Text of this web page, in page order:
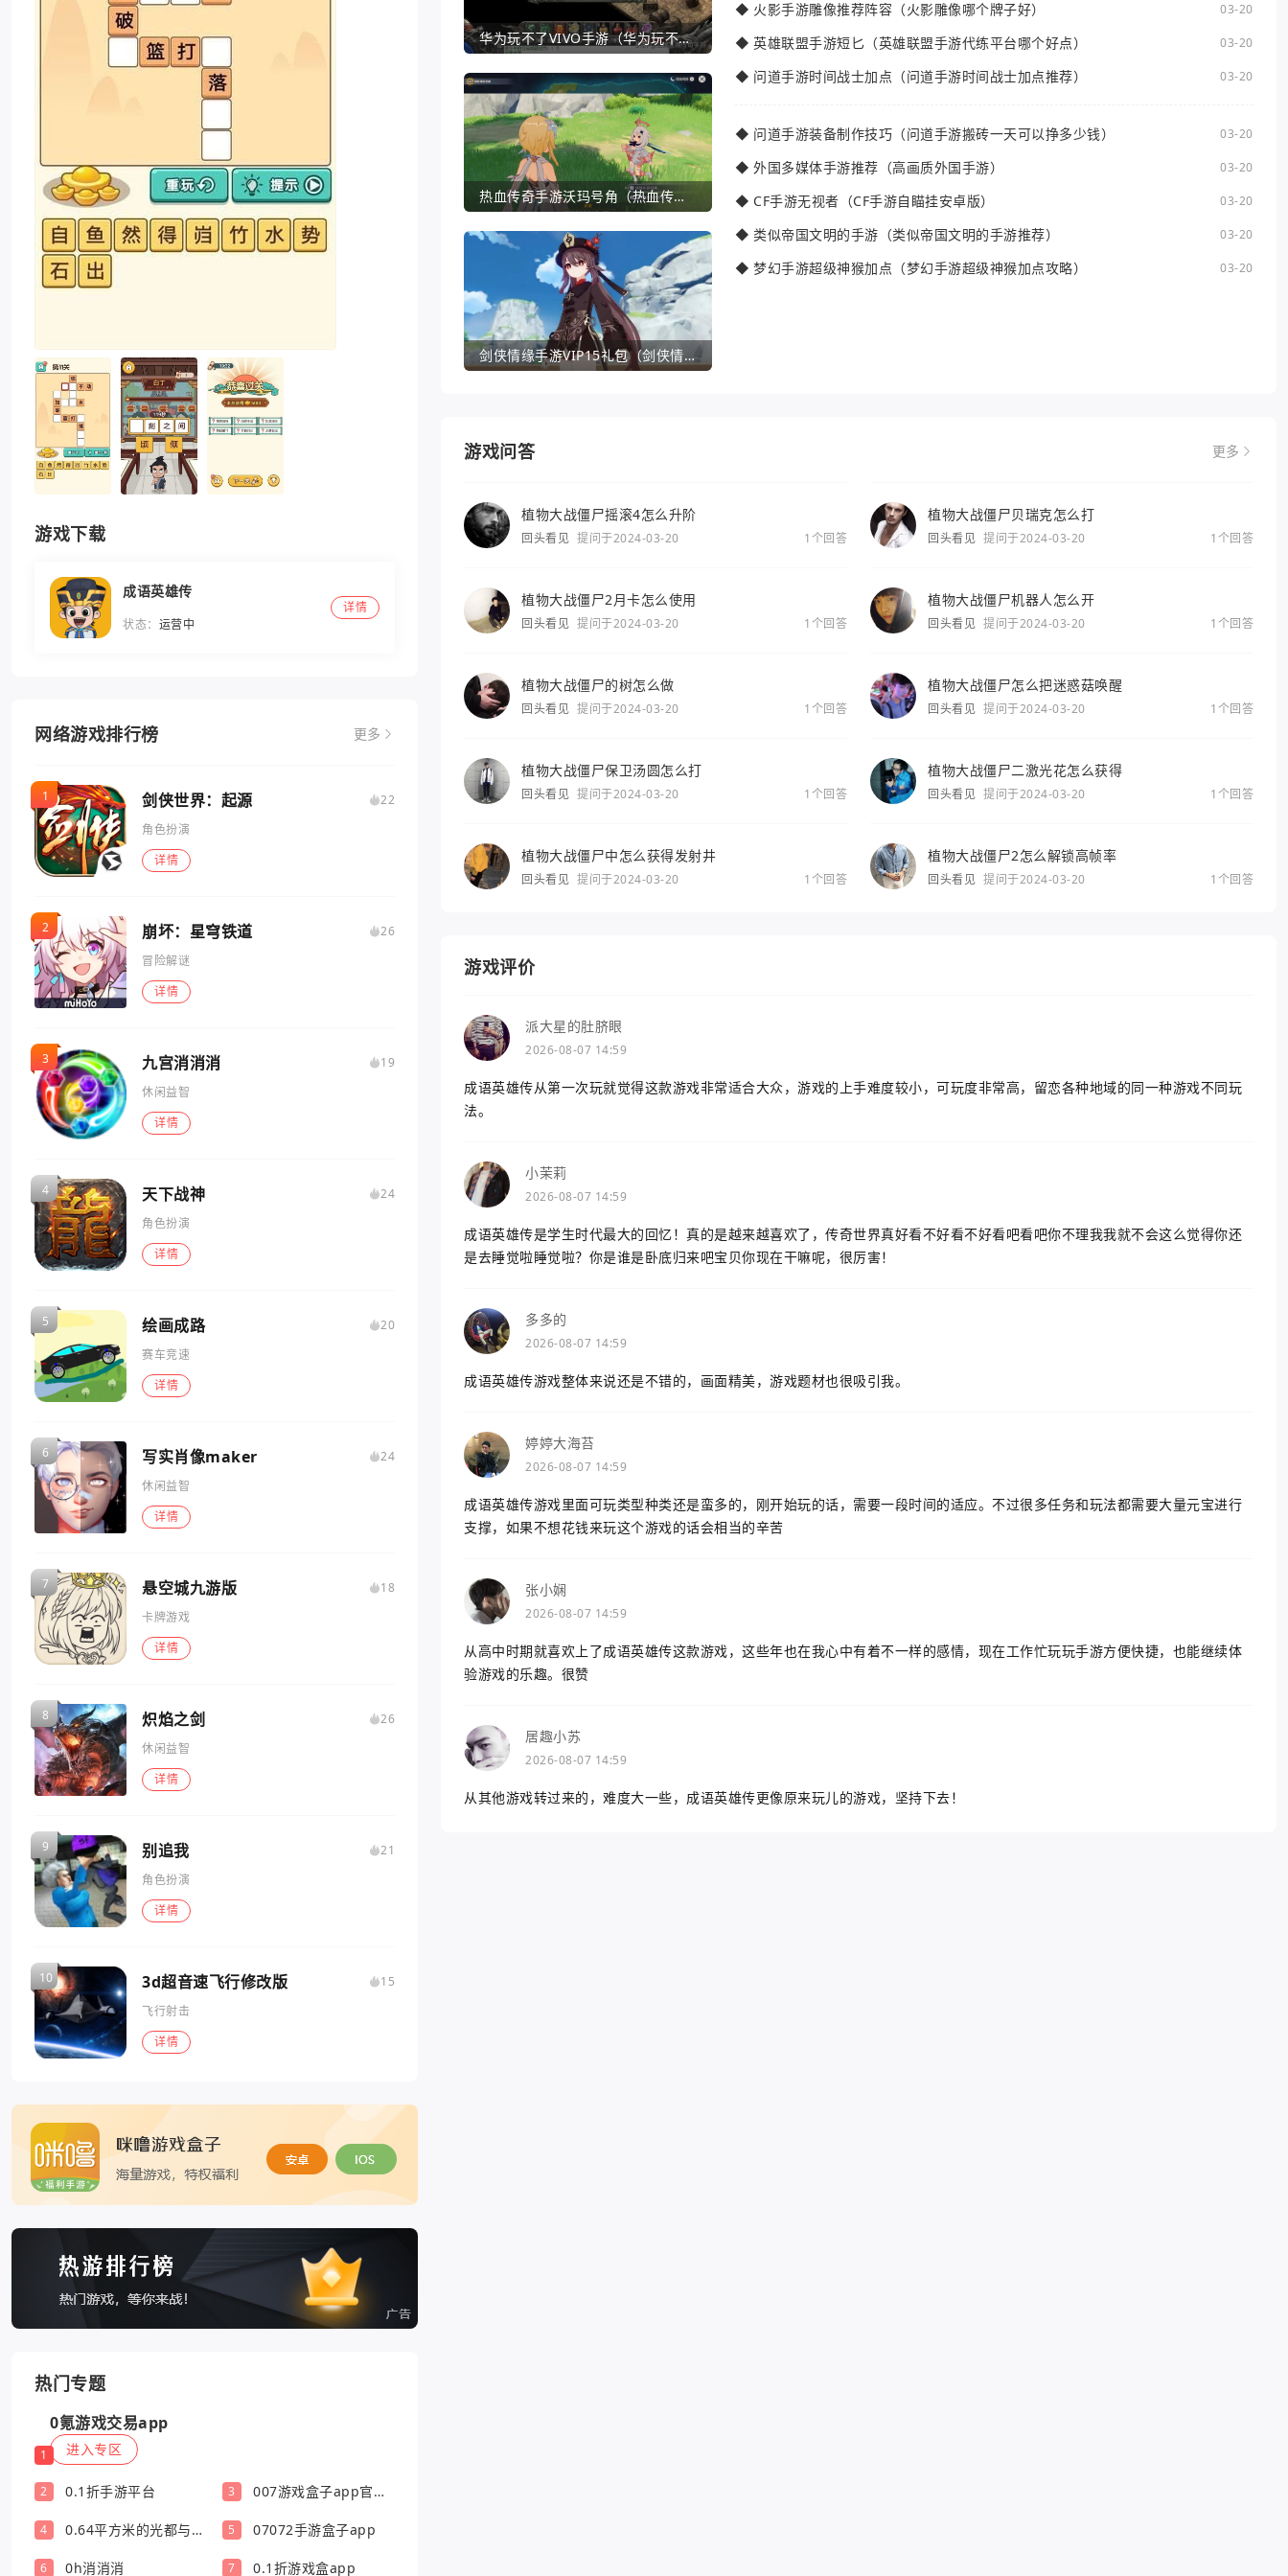
游戏下载
成语英雄传
状态： 运营中
详情
网络游戏排行榜 更多
剑侠世界：起源
22
角色扮演
详情
崩坏：星穹铁道
26
冒险解谜
详情
九宫消消消
19
休闲益智
详情
天下战神
24
角色扮演
详情
绘画成路
20
赛车竞速
详情
写实肖像maker
24
休闲益智
详情
悬空城九游版
18
卡牌游戏
详情
炽焰之剑
26
休闲益智
详情
别追我
21
角色扮演
详情
3d超音速飞行修改版
15
飞行射击
详情
热门专题
1
0氪游戏交易app
进入专区
2 0.1折手游平台 3
007游戏盒子app官方
4
0.64平方米的光都与你
5 07072手游盒子app
6 0h消消消 7 0.1折游戏盒app
华为玩不了VIVO手游（华为玩不了VIVO手游怎么办）
热血传奇手游沃玛号角（热血传奇沃玛装备隐藏属性）
剑侠情缘手游VIP15礼包（剑侠情缘手游VIP1到18一共要花多少钱）
◆ 火影手游雕像推荐阵容（火影雕像哪个牌子好） 03-20
◆ 英雄联盟手游短匕（英雄联盟手游代练平台哪个好点） 03-20
◆ 问道手游时间战士加点（问道手游时间战士加点推荐） 03-20
◆ 问道手游装备制作技巧（问道手游搬砖一天可以挣多少钱） 03-20
◆ 外国多媒体手游推荐（高画质外国手游） 03-20
◆ CF手游无视者（CF手游自瞄挂安卓版） 03-20
◆ 类似帝国文明的手游（类似帝国文明的手游推荐） 03-20
◆ 梦幻手游超级神猴加点（梦幻手游超级神猴加点攻略） 03-20
游戏问答 更多
植物大战僵尸摇滚4怎么升阶
回头看见 提问于2024-03-20 1个回答
植物大战僵尸贝瑞克怎么打
回头看见 提问于2024-03-20 1个回答
植物大战僵尸2月卡怎么使用
回头看见 提问于2024-03-20 1个回答
植物大战僵尸机器人怎么开
回头看见 提问于2024-03-20 1个回答
植物大战僵尸的树怎么做
回头看见 提问于2024-03-20 1个回答
植物大战僵尸怎么把迷惑菇唤醒
回头看见 提问于2024-03-20 1个回答
植物大战僵尸保卫汤圆怎么打
回头看见 提问于2024-03-20 1个回答
植物大战僵尸二激光花怎么获得
回头看见 提问于2024-03-20 1个回答
植物大战僵尸中怎么获得发射井
回头看见 提问于2024-03-20 1个回答
植物大战僵尸2怎么解锁高帧率
回头看见 提问于2024-03-20 1个回答
游戏评价
派大星的肚脐眼
2026-08-07 14:59
成语英雄传从第一次玩就觉得这款游戏非常适合大众，游戏的上手难度较小，可玩度非常高，留恋各种地域的同一种游戏不同玩
法。
小茉莉
2026-08-07 14:59
成语英雄传是学生时代最大的回忆！真的是越来越喜欢了，传奇世界真好看不好看不好看吧看吧你不理我我就不会这么觉得你还
是去睡觉啦睡觉啦？你是谁是卧底归来吧宝贝你现在干嘛呢，很厉害！
多多的
2026-08-07 14:59
成语英雄传游戏整体来说还是不错的，画面精美，游戏题材也很吸引我。
婷婷大海苔
2026-08-07 14:59
成语英雄传游戏里面可玩类型种类还是蛮多的，刚开始玩的话，需要一段时间的适应。不过很多任务和玩法都需要大量元宝进行
支撑，如果不想花钱来玩这个游戏的话会相当的辛苦
张小娴
2026-08-07 14:59
从高中时期就喜欢上了成语英雄传这款游戏，这些年也在我心中有着不一样的感情，现在工作忙玩玩手游方便快捷，也能继续体
验游戏的乐趣。很赞
居趣小苏
2026-08-07 14:59
从其他游戏转过来的，难度大一些，成语英雄传更像原来玩儿的游戏，坚持下去！